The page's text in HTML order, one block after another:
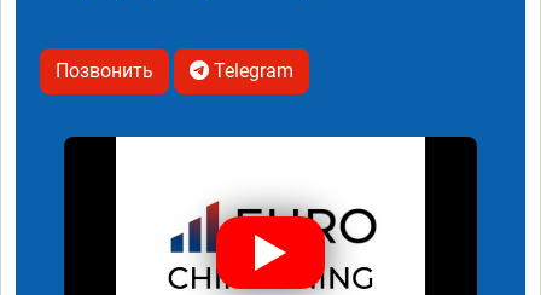
Позвонить Telegram